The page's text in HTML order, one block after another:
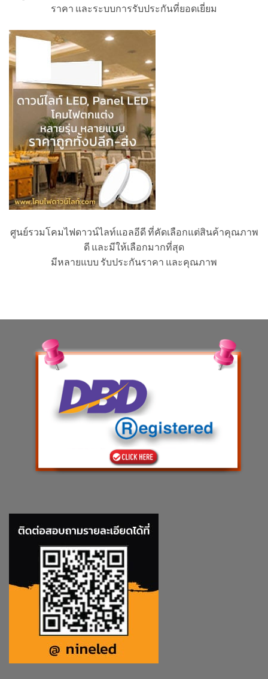
ราคา และระบบการรับประกันที่ยอดเยี่ยม
ศูนย์รวมโคมไฟดาวน์ไลท์แอลอีดี ที่คัดเลือกแต่สินค้าคุณภาพ
ดี และมีให้เลือกมากที่สุด
มีหลายแบบ รับประกันราคา และคุณภาพ